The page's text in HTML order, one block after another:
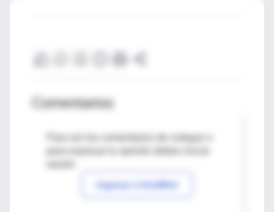
Comentarios
Para ver los comentarios de colegas o
Ingresar a IntraMed